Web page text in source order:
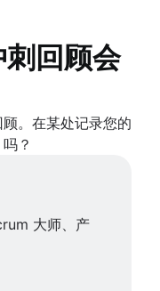
回顾会
。在某处记录您的
吗？
大师、产